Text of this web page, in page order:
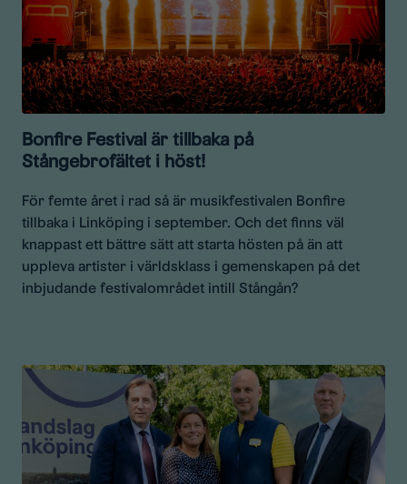
Bonfire Festival är tillbaka på
Stångebrofältet i höst!
För femte året i rad så är musikfestivalen Bonfire
tillbaka i Linköping i september. Och det finns väl
knappast ett bättre sätt att starta hösten på än att
uppleva artister i världsklass i gemenskapen på det
inbjudande festivalområdet intill Stångån?